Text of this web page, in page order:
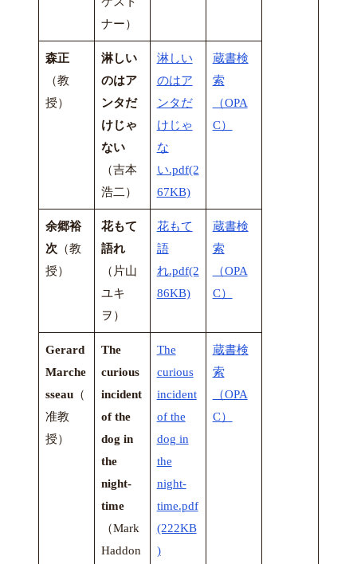
ナー）
森正
（教
授）
淋しい
のはア
ンタだ
けじゃ
ない
（吉本
浩二）
淋しい
のはア
ンタだ
けじゃ
な
い.pdf(2
67KB)
蔵書検
索
（OPA
C）
余郷裕
次 （教
授）
花もて
語れ
（片山
ユキ
ヲ）
花もて
語
れ.pdf(2
86KB)
蔵書検
索
（OPA
C）
Gerard
Marche
sseau（
准教
授）
The
curious
incident
of the
dog in
the
night-
time
（Mark
Haddon
The
curious
incident
of the
dog in
the
night-
time.pdf
(222KB
)
蔵書検
索
（OPA
C）